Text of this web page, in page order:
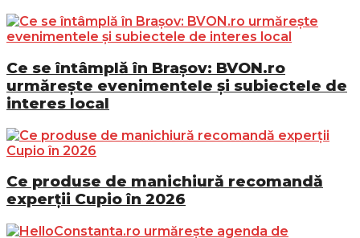
Ce se întâmplă în Brașov: BVON.ro
urmărește evenimentele și subiectele de
interes local
Ce produse de manichiură recomandă
experții Cupio în 2026